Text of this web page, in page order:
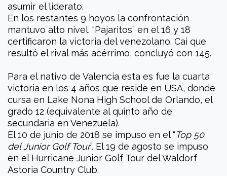
asumir el liderato.
En los restantes 9 hoyos la confrontación
mantuvo alto nivel. “Pajaritos” en el 16 y 18
certificaron la victoria del venezolano. Cai que
resultó el rival más acérrimo, concluyó con 145.
Para el nativo de Valencia esta es fue la cuarta
victoria en los 4 años que reside en USA, donde
cursa en Lake Nona High School de Orlando, el
grado 12 (equivalente al quinto año de
secundaria en Venezuela).
El 10 de junio de 2018 se impuso en el “Top 50
del Junior Golf Tour”. El 19 de agosto se impuso
en el Hurricane Junior Golf Tour del Waldorf
Astoria Country Club.